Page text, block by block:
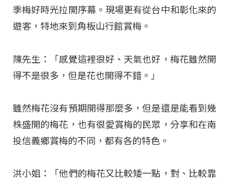
季梅好時光拉開序幕。現場更有從台中和彰化來的
遊客，特地來到角板山行館賞梅。
陳先生：「感覺這裡很好、天氣也好，梅花雖然開
得不是很多，但是花也開得不錯。」
雖然梅花沒有預期開得那麼多，但是還是能看到幾
株盛開的梅花，也有很愛賞梅的民眾，分享和在南
投信義鄉賞梅的不同，都有各的特色。
洪小姐：「他們的梅花又比較矮一點，對、比較靠